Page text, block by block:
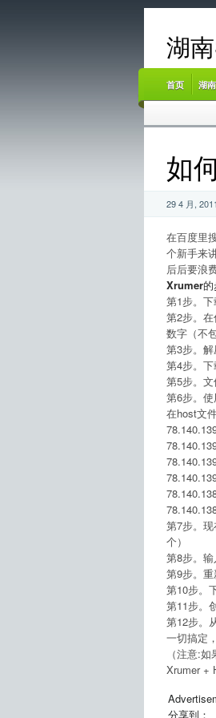
湖
首页 湖
如
29 4 月,
在百度里
个新手来
后后要浪
Xrumer的
第1步。下
第2步。
数字（不
第3步。
第4步。
第5步。文
第6步。
在host文
第7步。
个）
第8步。
第9步。
第10步。
第11步。
第12步。
一切搞定
（注意:
Xrumer +
分享到：